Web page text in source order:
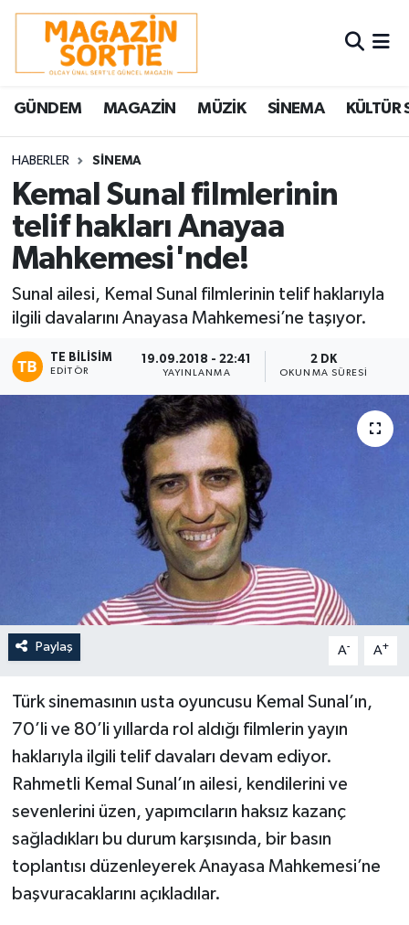
GÜNDEM MAGAZİN MÜZİK SİNEMA KÜLTÜR
HABERLER SİNEMA
Kemal Sunal filmlerinin
telif hakları Anayaa
Mahkemesi'nde!
Sunal ailesi, Kemal Sunal filmlerinin telif haklarıyla
ilgili davalarını Anayasa Mahkemesi’ne taşıyor.
TE BILISIM
EDITÖR
19.09.2018 - 22:41
YAYINLANMA
2 DK
OKUNMA SÜRESI
Paylaş A- A+
Türk sinemasının usta oyuncusu Kemal Sunal’ın,
70’li ve 80’li yıllarda rol aldığı filmlerin yayın
haklarıyla ilgili telif davaları devam ediyor.
Rahmetli Kemal Sunal’ın ailesi, kendilerini ve
sevenlerini üzen, yapımcıların haksız kazanç
sağladıkları bu durum karşısında, bir basın
toplantısı düzenleyerek Anayasa Mahkemesi’ne
başvuracaklarını açıkladılar.
Nöbetçi Eczaneler
Hava Durumu
Trafik Durumu
Süper Lig Puan Durumu ve Fikstür
Tüm Manşetler
Son Dakika Haberleri
Haber Arşivi